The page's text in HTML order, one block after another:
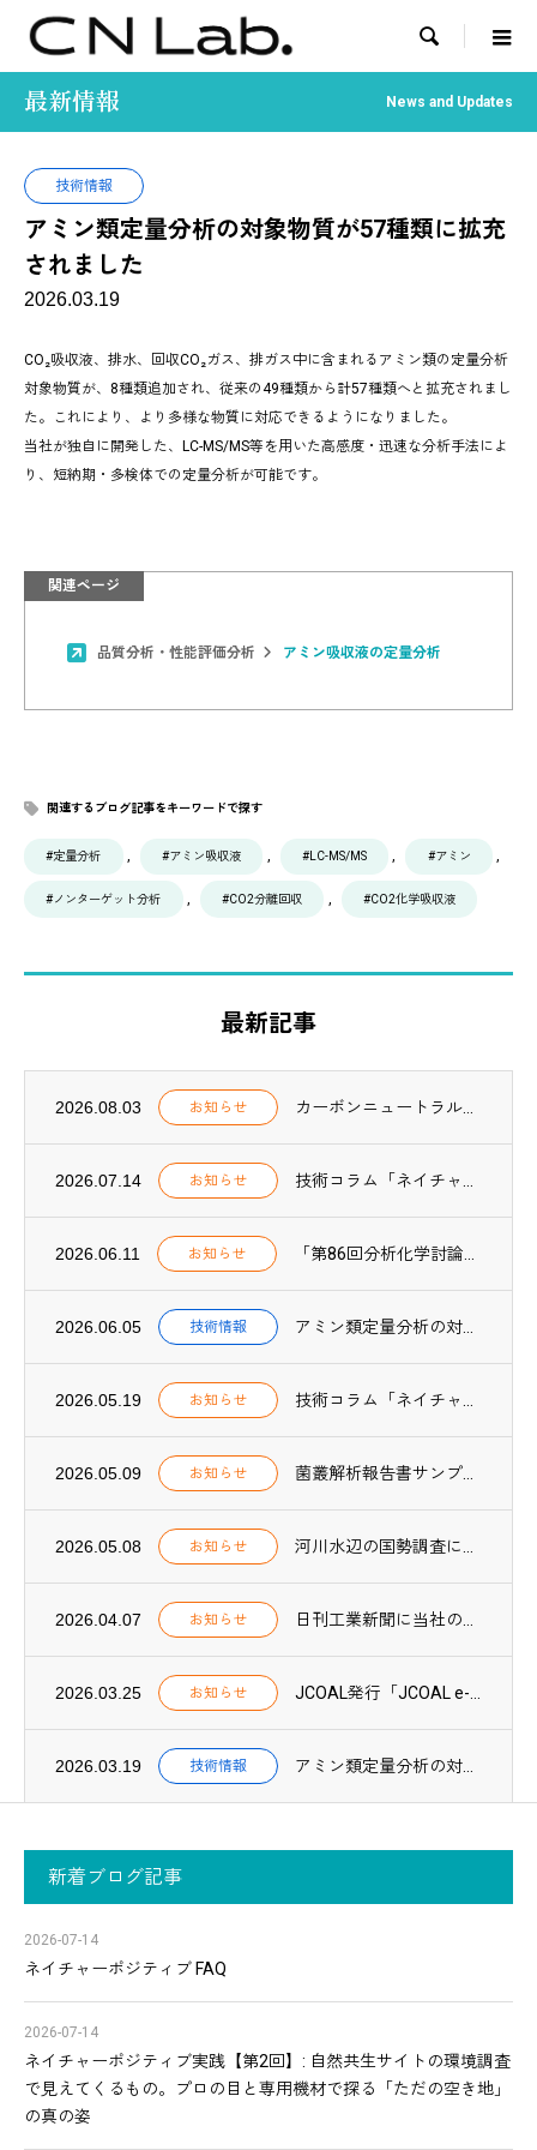

最新情報 News and Updates
技術情報
アミン類定量分析の対象物質が57種類に拡充
されました
2026.03.19
CO₂吸収液、排水、回収CO₂ガス、排ガス中に含まれるアミン類の定量分析
対象物質が、8種類追加され、従来の49種類から計57種類へと拡充されまし
た。これにより、より多様な物質に対応できるようになりました。
当社が独自に開発した、LC-MS/MS等を用いた高感度・迅速な分析手法によ
り、短納期・多検体での定量分析が可能です。
関連ページ
品質分析・性能評価分析 アミン吸収液の定量分析
関連するブログ記事をキーワードで探す
#定量分析 , #アミン吸収液 , #LC-MS/MS , #アミン ,
#ノンターゲット分析 #CO2分離回収 #CO2化学吸収液
最新記事
2026.08.03 お知らせ
2026.07.14 お知らせ
2026.06.11 お知らせ
2026.06.05 技術情報
2026.05.19 お知らせ
2026.05.09 お知らせ
2026.05.08 お知らせ
2026.04.07 お知らせ
2026.03.25 お知らせ
2026.03.19 技術情報
新着ブログ記事
ネイチャーポジティブ FAQ
2026-07-14
ネイチャーポジティブ実践【第2回】: 自然共生サイトの環境調査
で見えてくるもの。プロの目と専用機材で探る「ただの空き地」
の真の姿
2026-07-14